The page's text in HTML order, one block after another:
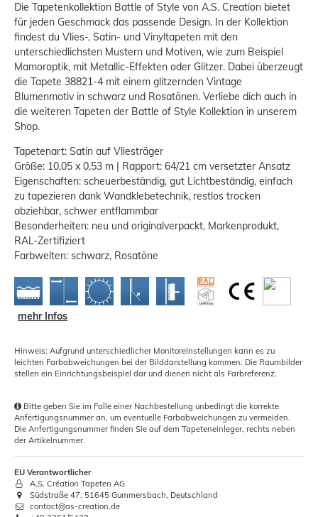
Die Tapetenkollektion Battle of Style von A.S. Creation bietet
für jeden Geschmack das passende Design. In der Kollektion
findest du Vlies-, Satin- und Vinyltapeten mit den
unterschiedlichsten Mustern und Motiven, wie zum Beispiel
Mamoroptik, mit Metallic-Effekten oder Glitzer. Dabei überzeugt
die Tapete 38821-4 mit einem glitzernden Vintage
Blumenmotiv in schwarz und Rosatönen. Verliebe dich auch in
die weiteren Tapeten der Battle of Style Kollektion in unserem
Shop.
Tapetenart: Satin auf Vliesträger
Größe: 10,05 x 0,53 m | Rapport: 64/21 cm versetzter Ansatz
Eigenschaften: scheuerbeständig, gut Lichtbeständig, einfach
zu tapezieren dank Wandklebetechnik, restlos trocken
abziehbar, schwer entflammbar
Besonderheiten: neu und originalverpackt, Markenprodukt,
RAL-Zertifiziert
Farbwelten: schwarz, Rosatöne
mehr Infos
Hinweis: Aufgrund unterschiedlicher Monitoreinstellungen kann es zu
leichten Farbabweichungen bei der Bilddarstellung kommen. Die Raumbilder
stellen ein Einrichtungsbeispiel dar und dienen nicht als Farbreferenz.
Bitte geben Sie im Falle einer Nachbestellung unbedingt die korrekte
Anfertigungsnummer an, um eventuelle Farbabweichungen zu vermeiden.
Die Anfertigungsnummer finden Sie auf dem Tapeteneinleger, rechts neben
der Artikelnummer.
EU Verantwortlicher
A.S. Création Tapeten AG
Südstraße 47, 51645 Gummersbach, Deutschland
contact@as-creation.de